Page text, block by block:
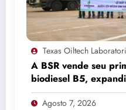
Texas Oiltech
A BSR vende seu
biodiesel B5,
de combustíveis
Agosto 7, 2026